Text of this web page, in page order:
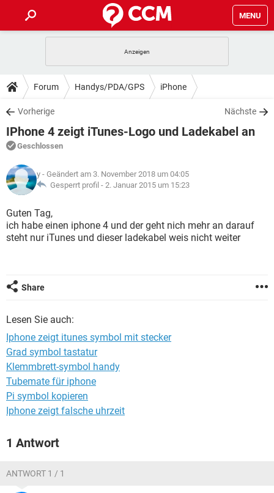
MENU
ANDROID IOS
WINDOWS 10
WHATSAPP TIKTOK
FACEBOOK
TIPPS & TRICKS
SPIELE STREAMING
WINDOWS 10
WHATSAPP
FACEBOOK HARDWARE
DOWNLOADS
SPIELE STREAMING
ANDROID
WINDOWS 10 INSTAGRAM
WHATSAPP
FACEBOOK
FORUM
SPIELE
ANDROID IOS
WHATSAPP TIKTOK
LEXIKON
SPIELE
ANDROID
WINDOWS 10 INSTAGRAM
Forum Handys/PDA/GPS iPhone
Vorherige Nächste
IPhone 4 zeigt iTunes-Logo und Ladekabel an
Geschlossen
y - Geändert am 3. November 2018 um 04:05
Gesperrt profil - 2. Januar 2015 um 15:23
Guten Tag,
ich habe einen iphone 4 und der geht nich mehr an darauf
steht nur iTunes und dieser ladekabel weis nicht weiter
Share
Lesen Sie auch:
Iphone zeigt itunes symbol mit stecker
Grad symbol tastatur
Klemmbrett-symbol handy
Tubemate für iphone
Pi symbol kopieren
Iphone zeigt falsche uhrzeit
1 Antwort
ANTWORT 1 / 1